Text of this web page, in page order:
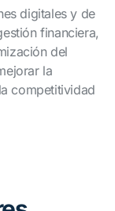
digitales y de
financiera,
del
la
competitividad